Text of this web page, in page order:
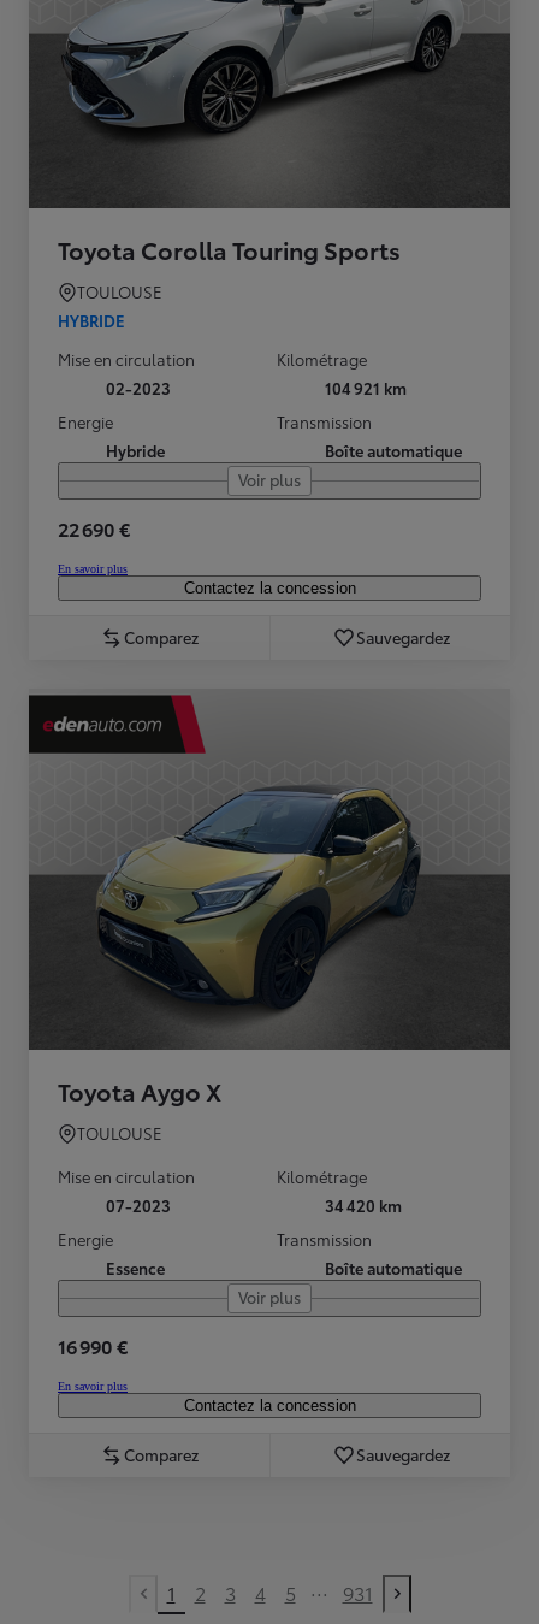
Toyota Corolla Touring Sports
TOULOUSE
HYBRIDE
Mise en circulation
02-2023
Kilométrage
104 921 km
Energie
Hybride
Transmission
Boîte automatique
Voir plus
22 690 €
En savoir plus
Contactez la concession
Comparez Sauvegardez
Toyota Aygo X
TOULOUSE
Mise en circulation
07-2023
Kilométrage
34 420 km
Energie
Essence
Transmission
Boîte automatique
Voir plus
16 990 €
En savoir plus
Contactez la concession
Comparez Sauvegardez
Previous page
1 2 3 4 5 ... 931
Next page